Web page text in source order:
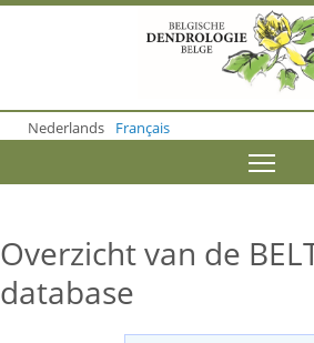
o
m
n
e
Nederlands Français
Overzicht van de
database